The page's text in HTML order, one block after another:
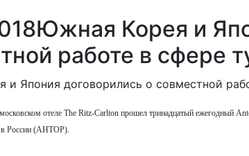
Южная Корея и
работе в сфере
отеле The Ritz-Carlton прошел тринадцатый ежегодный
в России (АНТОР).